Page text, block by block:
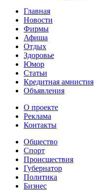
Главная
Новости
Фирмы
Афиша
Отдых
Здоровье
Юмор
Статьи
Кредитная амнистия
Объявления
О проекте
Реклама
Контакты
Общество
Спорт
Происшествия
Губернатор
Политика
Бизнес